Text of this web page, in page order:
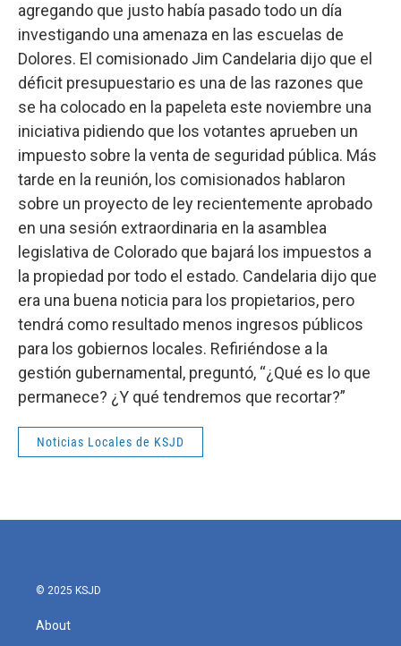
agregando que justo había pasado todo un día
investigando una amenaza en las escuelas de
Dolores. El comisionado Jim Candelaria dijo que el
déficit presupuestario es una de las razones que
se ha colocado en la papeleta este noviembre una
iniciativa pidiendo que los votantes aprueben un
impuesto sobre la venta de seguridad pública. Más
tarde en la reunión, los comisionados hablaron
sobre un proyecto de ley recientemente aprobado
en una sesión extraordinaria en la asamblea
legislativa de Colorado que bajará los impuestos a
la propiedad por todo el estado. Candelaria dijo que
era una buena noticia para los propietarios, pero
tendrá como resultado menos ingresos públicos
para los gobiernos locales. Refiriéndose a la
gestión gubernamental, preguntó, “¿Qué es lo que
permanece? ¿Y qué tendremos que recortar?”
Noticias Locales de KSJD
© 2025 KSJD
About